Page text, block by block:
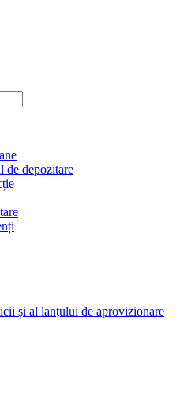
de depozitare
și al lanțului de aprovizionare